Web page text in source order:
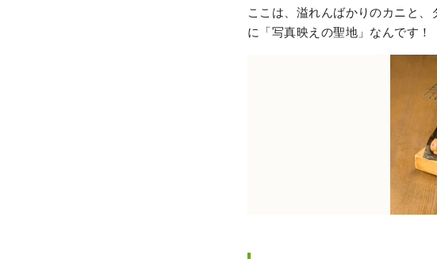
ここは、溢れんばかりのカニと
に「写真映えの聖地」なんです！